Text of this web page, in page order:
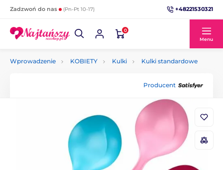
Zadzwoń do nas (Pn-Pt 10-17) +48221530321
0
Menu
Wprowadzenie KOBIETY Kulki Kulki standardowe
Producent